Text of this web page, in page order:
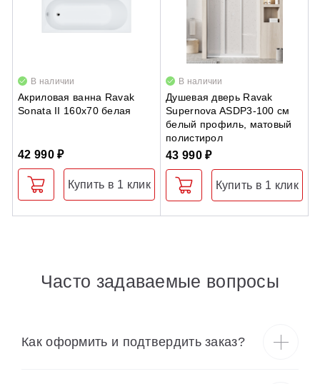
В наличии
Акриловая ванна Ravak
Sonata II 160х70 белая
42 990 ₽
Купить в 1 клик
В наличии
Душевая дверь Ravak
Supernova ASDP3-100 см
белый профиль, матовый
полистирол
43 990 ₽
Купить в 1 клик
Часто задаваемые вопросы
Как оформить и подтвердить заказ?